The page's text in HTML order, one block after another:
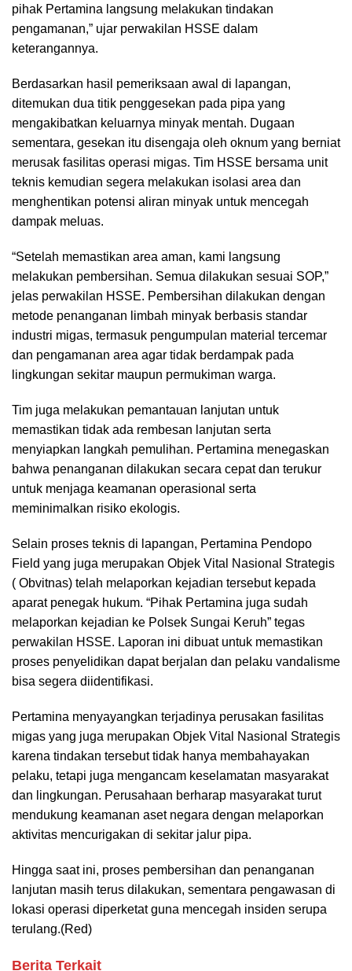
pihak Pertamina langsung melakukan tindakan
pengamanan,” ujar perwakilan HSSE dalam
keterangannya.
Berdasarkan hasil pemeriksaan awal di lapangan,
ditemukan dua titik penggesekan pada pipa yang
mengakibatkan keluarnya minyak mentah. Dugaan
sementara, gesekan itu disengaja oleh oknum yang berniat
merusak fasilitas operasi migas. Tim HSSE bersama unit
teknis kemudian segera melakukan isolasi area dan
menghentikan potensi aliran minyak untuk mencegah
dampak meluas.
“Setelah memastikan area aman, kami langsung
melakukan pembersihan. Semua dilakukan sesuai SOP,”
jelas perwakilan HSSE. Pembersihan dilakukan dengan
metode penanganan limbah minyak berbasis standar
industri migas, termasuk pengumpulan material tercemar
dan pengamanan area agar tidak berdampak pada
lingkungan sekitar maupun permukiman warga.
Tim juga melakukan pemantauan lanjutan untuk
memastikan tidak ada rembesan lanjutan serta
menyiapkan langkah pemulihan. Pertamina menegaskan
bahwa penanganan dilakukan secara cepat dan terukur
untuk menjaga keamanan operasional serta
meminimalkan risiko ekologis.
Selain proses teknis di lapangan, Pertamina Pendopo
Field yang juga merupakan Objek Vital Nasional Strategis
( Obvitnas) telah melaporkan kejadian tersebut kepada
aparat penegak hukum. “Pihak Pertamina juga sudah
melaporkan kejadian ke Polsek Sungai Keruh” tegas
perwakilan HSSE. Laporan ini dibuat untuk memastikan
proses penyelidikan dapat berjalan dan pelaku vandalisme
bisa segera diidentifikasi.
Pertamina menyayangkan terjadinya perusakan fasilitas
migas yang juga merupakan Objek Vital Nasional Strategis
karena tindakan tersebut tidak hanya membahayakan
pelaku, tetapi juga mengancam keselamatan masyarakat
dan lingkungan. Perusahaan berharap masyarakat turut
mendukung keamanan aset negara dengan melaporkan
aktivitas mencurigakan di sekitar jalur pipa.
Hingga saat ini, proses pembersihan dan penanganan
lanjutan masih terus dilakukan, sementara pengawasan di
lokasi operasi diperketat guna mencegah insiden serupa
terulang.(Red)
Berita Terkait